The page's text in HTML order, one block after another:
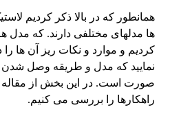
همانطور که در بالا ذکر کردیم
ها مدلهای مختلفی دارند. که مدل
کردیم و موارد و نکات ریز آن ها را
نمایید که مدل و طریقه وصل شدن
صورت است. در این بخش از
راهکارها را بررسی می کنیم.